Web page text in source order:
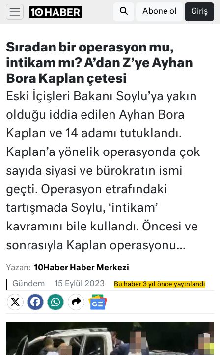
Abone ol Giriş
Sıradan bir operasyon mu,
intikam mı? A’dan Z’ye Ayhan
Bora Kaplan çetesi
Eski İçişleri Bakanı Soylu’ya yakın
olduğu iddia edilen Ayhan Bora
Kaplan ve 14 adamı tutuklandı.
Kaplan’a yönelik operasyonda çok
sayıda siyasi ve bürokratın ismi
geçti. Operasyon etrafındaki
tartışmada Soylu, ‘intikam’
kavramını bile kullandı. Öncesi ve
sonrasıyla Kaplan operasyonu…
Yazan: 10Haber Haber Merkezi
Gündem 15 Eylül 2023 Bu haber 3 yıl önce yayınlandı